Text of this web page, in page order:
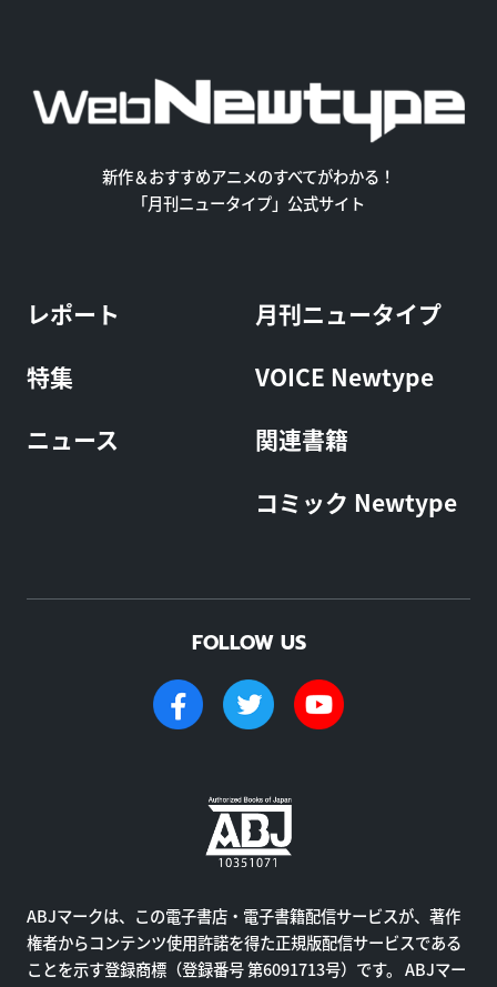
新作＆おすすめアニメのすべてがわかる！
「月刊ニュータイプ」公式サイト
レポート
特集
ニュース
月刊ニュータイプ
VOICE Newtype
関連書籍
コミック Newtype
FOLLOW US
ABJマークは、この電子書店・電子書籍配信サービスが、著作
権者からコンテンツ使用許諾を得た正規版配信サービスである
ことを示す登録商標（登録番号 第6091713号）です。 ABJマー